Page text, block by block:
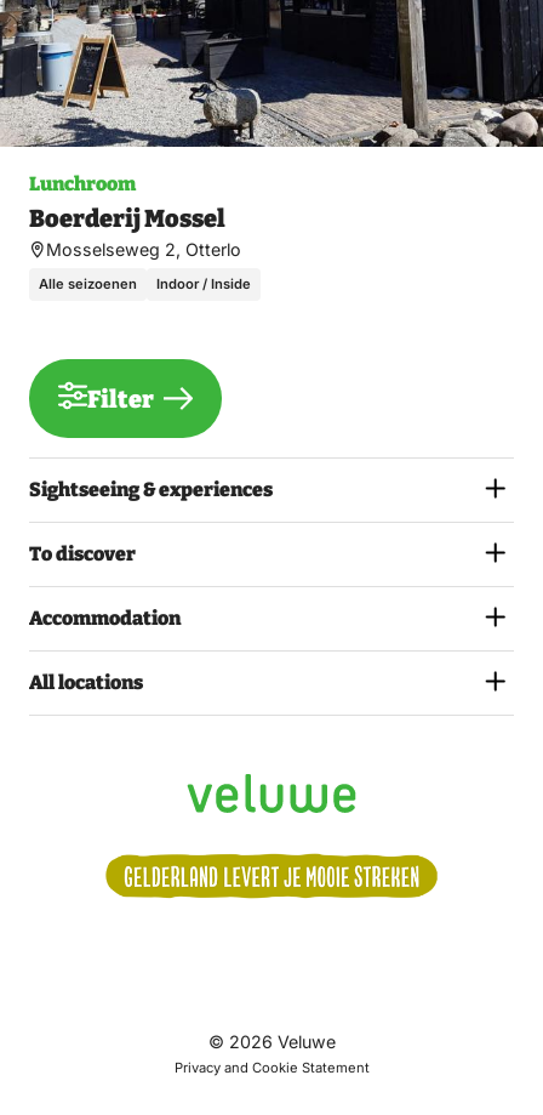
Lunchroom
Boerderij Mossel
Mosselseweg 2, Otterlo
Alle seizoenen Indoor / Inside
Filter
Sightseeing & experiences
To discover
Accommodation
All locations
ons:
© 2026 Veluwe
Privacy and Cookie Statement